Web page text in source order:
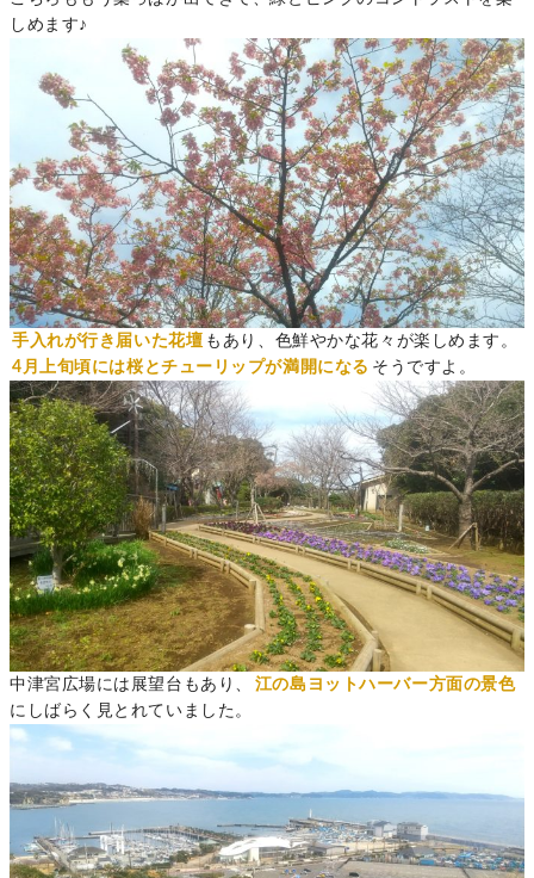
しめます♪
手入れが行き届いた花壇 もあり、色鮮やかな花々が楽しめます。
4月上旬頃には桜とチューリップが満開になる そうですよ。
中津宮広場には展望台もあり、
江の島ヨットハーバー方面の景色
にしばらく見とれていました。